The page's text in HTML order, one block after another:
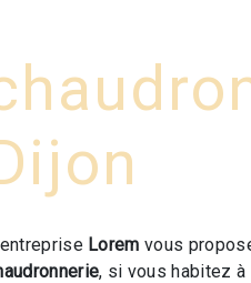
Lorem vous
, si vous habitez à